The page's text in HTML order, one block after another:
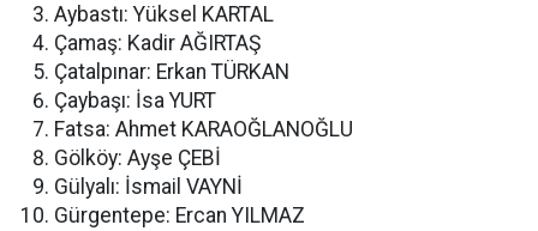
Aybastı: Yüksel KARTAL
Çamaş: Kadir AĞIRTAŞ
Çatalpınar: Erkan TÜRKAN
Çaybaşı: İsa YURT
Fatsa: Ahmet KARAOĞLANOĞLU
Gölköy: Ayşe ÇEBİ
Gülyalı: İsmail VAYNİ
Gürgentepe: Ercan YILMAZ